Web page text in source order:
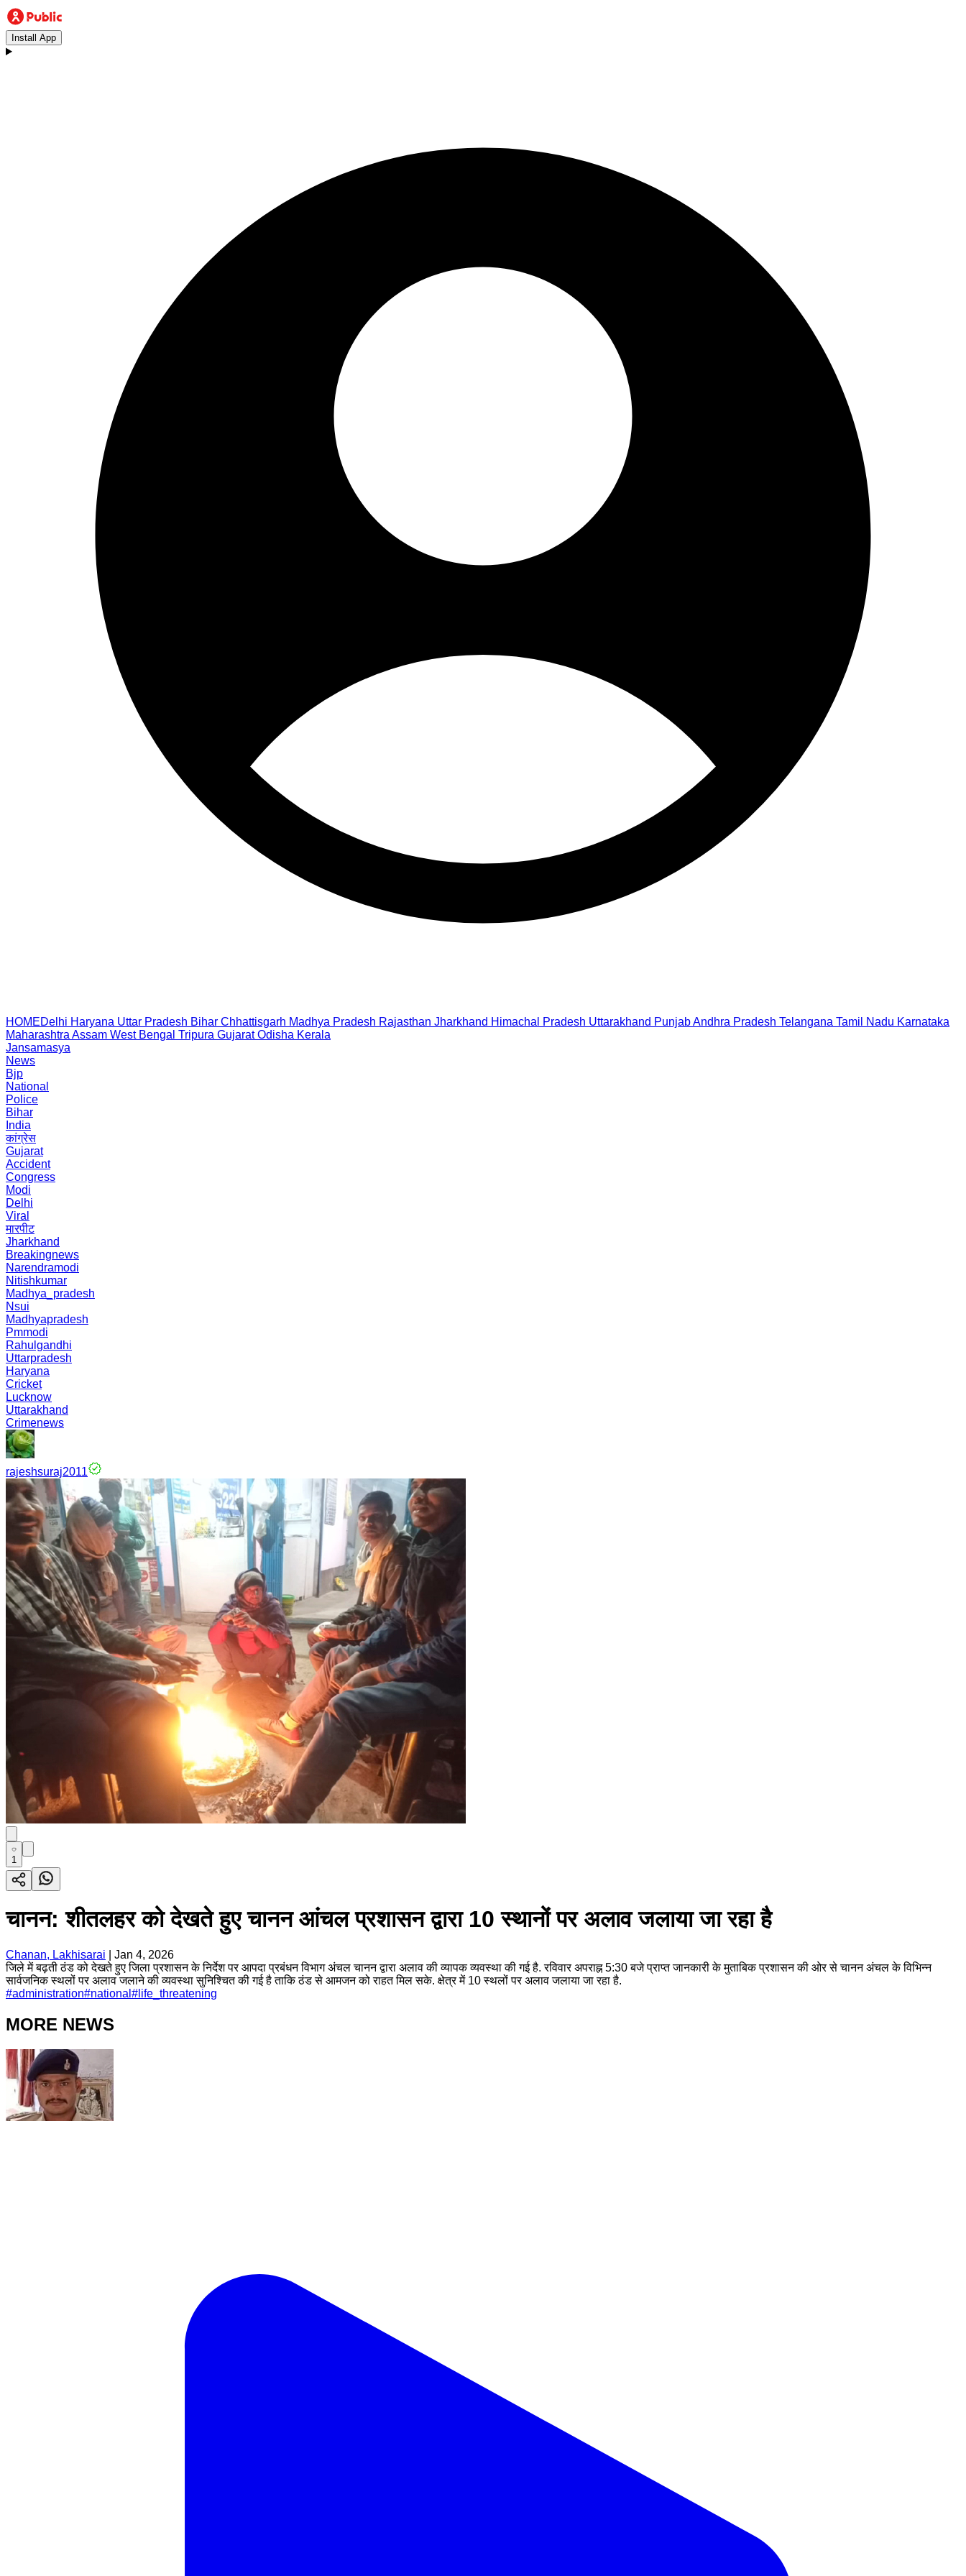
Install App
HOMEDelhi Haryana Uttar Pradesh Bihar Chhattisgarh Madhya Pradesh Rajasthan Jharkhand Himachal Pradesh Uttarakhand PunjabAndhra Pradesh Telangana Tamil Nadu Karnataka
Maharashtra Assam West Bengal Tripura Gujarat Odisha Kerala
Jansamasya
News
Bjp
National
Police
Bihar
India
कांग्रेस
Gujarat
Accident
Congress
Modi
Delhi
Viral
मारपीट
Jharkhand
Breakingnews
Narendramodi
Nitishkumar
Madhya_pradesh
Nsui
Madhyapradesh
Pmmodi
Rahulgandhi
Uttarpradesh
Haryana
Cricket
Lucknow
Uttarakhand
Crimenews
rajeshsuraj2011
1
चानन: शीतलहर को देखते हुए चानन आंचल प्रशासन द्वारा 10 स्थानों पर अलाव जलाया जा रहा है
Chanan, Lakhisarai
Jan 4, 2026
जिले में बढ़ती ठंड को देखते हुए जिला प्रशासन के निर्देश पर आपदा प्रबंधन विभाग अंचल चानन द्वारा अलाव की व्यापक व्यवस्था की गई है. रविवार अपराह्न 5:30 बजे प्राप्त जानकारी के मुताबिक प्रशासन की ओर से चानन अंचल के विभिन्न
सार्वजनिक स्थलों पर अलाव जलाने की व्यवस्था सुनिश्चित की गई है ताकि ठंड से आमजन को राहत मिल सके. क्षेत्र में 10 स्थलों पर अलाव जलाया जा रहा है.
#administration#national # life_threatening
MORE NEWS